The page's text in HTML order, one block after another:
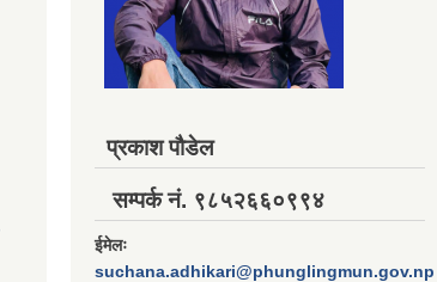
प्रकाश पौडेल
सम्पर्क नं. ९८५२६६०९९४
ईमेलः
suchana.adhikari@phunglingmun.gov.np